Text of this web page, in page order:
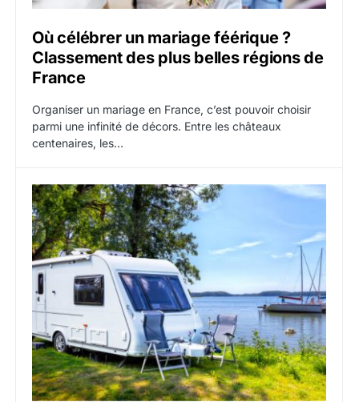
Où célébrer un mariage féérique ?
Classement des plus belles régions de
France
Organiser un mariage en France, c’est pouvoir choisir
parmi une infinité de décors. Entre les châteaux
centenaires, les…